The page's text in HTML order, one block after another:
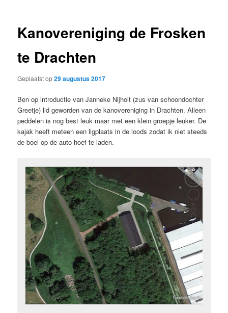
Kanovereniging de Frosken
te Drachten
Geplaatst op29 augustus 2017
Ben op introductie van Janneke Nijholt (zus van schoondochter
Greetje) lid geworden van de kanovereniging in Drachten. Alleen
peddelen is nog best leuk maar met een klein groepje leuker. De
kajak heeft meteen een ligplaats in de loods zodat ik niet steeds
de boel op de auto hoef te laden.